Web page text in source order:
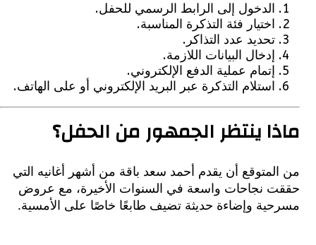
الدخول إلى الرابط الرسمي للحفل.
اختيار فئة التذكرة المناسبة.
تحديد عدد التذاكر.
إدخال البيانات اللازمة.
إتمام عملية الدفع الإلكتروني.
استلام التذكرة عبر البريد الإلكتروني أو على الهاتف.
ينتظر الجمهور من الحفل؟
أن يقدم أحمد سعد باقة من أشهر أغانيه التي
نجاحات واسعة في السنوات الأخيرة، مع عروض
وإضاءة حديثة تضيف طابعًا خاصًا على الأمسية.